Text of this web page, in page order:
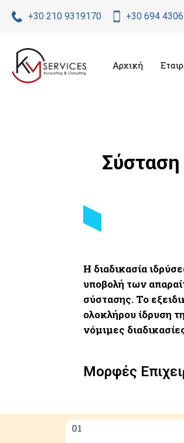
+30 210 9319170 +30 694
Αρχική
Η διαδικασία
υποβολή των
σύστασης. Το
ολοκλήρου ίδρυση
νόμιμες
Μορφές
01